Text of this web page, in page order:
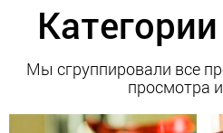
Мы сгруппировали все
просмотра